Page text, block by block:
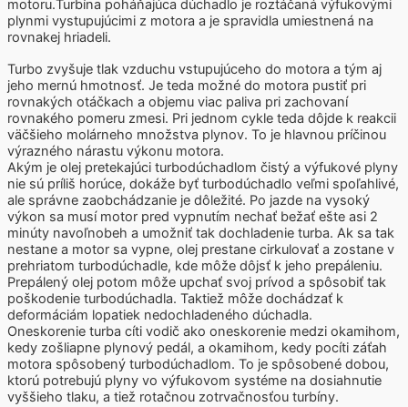
motoru.Turbína poháňajúca dúchadlo je roztáčaná výfukovými
plynmi vystupujúcimi z motora a je spravidla umiestnená na
rovnakej hriadeli.
Turbo zvyšuje tlak vzduchu vstupujúceho do motora a tým aj
jeho mernú hmotnosť. Je teda možné do motora pustiť pri
rovnakých otáčkach a objemu viac paliva pri zachovaní
rovnakého pomeru zmesi. Pri jednom cykle teda dôjde k reakcii
väčšieho molárneho množstva plynov. To je hlavnou príčinou
výrazného nárastu výkonu motora.
Akým je olej pretekajúci turbodúchadlom čistý a výfukové plyny
nie sú príliš horúce, dokáže byť turbodúchadlo veľmi spoľahlivé,
ale správne zaobchádzanie je dôležité. Po jazde na vysoký
výkon sa musí motor pred vypnutím nechať bežať ešte asi 2
minúty navoľnobeh a umožniť tak dochladenie turba. Ak sa tak
nestane a motor sa vypne, olej prestane cirkulovať a zostane v
prehriatom turbodúchadle, kde môže dôjsť k jeho prepáleniu.
Prepálený olej potom môže upchať svoj prívod a spôsobiť tak
poškodenie turbodúchadla. Taktiež môže dochádzať k
deformáciám lopatiek nedochladeného dúchadla.
Oneskorenie turba cíti vodič ako oneskorenie medzi okamihom,
kedy zošliapne plynový pedál, a okamihom, kedy pocíti záťah
motora spôsobený turbodúchadlom. To je spôsobené dobou,
ktorú potrebujú plyny vo výfukovom systéme na dosiahnutie
vyššieho tlaku, a tiež rotačnou zotrvačnosťou turbíny.